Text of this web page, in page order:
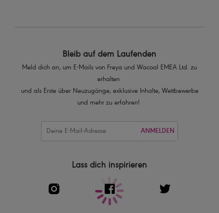
Bleib auf dem Laufenden
Meld dich an, um E-Mails von Freya und Wacoal EMEA Ltd. zu
erhalten
und als Erste über Neuzugänge, exklusive Inhalte, Wettbewerbe
und mehr zu erfahren!
ANMELDEN
Lass dich inspirieren